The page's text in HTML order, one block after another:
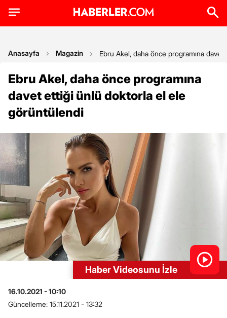
Anasayfa Magazin Ebru Akel, daha önce programına
Ebru Akel, daha önce programına
davet ettiği ünlü doktorla el ele
görüntülendi
Haber Videosunu İzle
16.10.2021 - 10:10
Güncelleme: 15.11.2021 - 13:32